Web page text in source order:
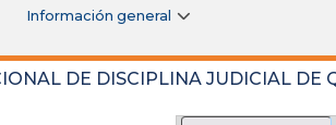
Información general
DE DISCIPLINA JUDICIAL DE